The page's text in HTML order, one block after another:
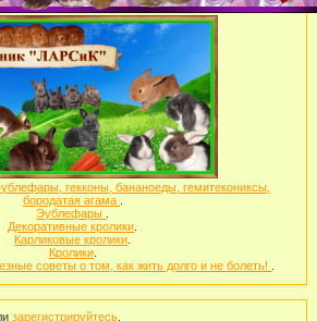
гекконы, бананоеды, гемитекониксы,
бородатая агама
Эублефары
Декоративные кролики
Карликовые кролики
Кролики.
советы о том, как жить долго и не болеть!
зарегистрируйтесь